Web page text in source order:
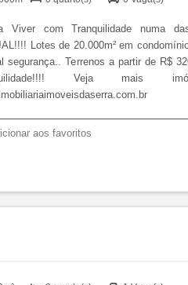
Viver com Tranquilidade numa
Lotes de 20.000m² em
segurança.. Terrenos a partir de R$
Veja mais